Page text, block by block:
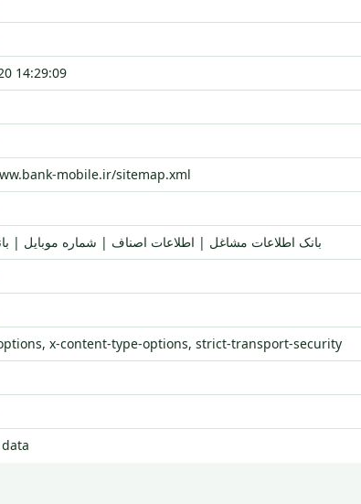
14:29:09
mobile.ir/sitemap.xml
بانک اطلاعات مشاغل | اطلاعات اصناف | شماره موبایل |
x-content-type-options, strict-transport-security
data